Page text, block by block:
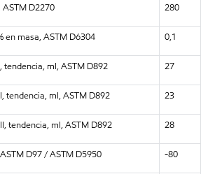
D2270 280
en masa, ASTM D6304 0,1
tendencia, ml, ASTM D892 27
tendencia, ml, ASTM D892 23
tendencia, ml, ASTM D892 28
D97 / ASTM D5950 -80